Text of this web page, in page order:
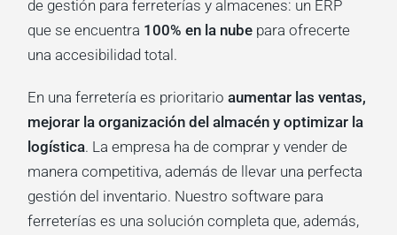
de gestión para ferreterías y almacenes: un ERP
que se encuentra 100% en la nube para ofrecerte
una accesibilidad total.
En una ferretería es prioritarioaumentar las ventas,
mejorar la organización del almacén y optimizar la
logística. La empresa ha de comprar y vender de
manera competitiva, además de llevar una perfecta
gestión del inventario. Nuestro software para
ferreterías es una solución completa que, además,